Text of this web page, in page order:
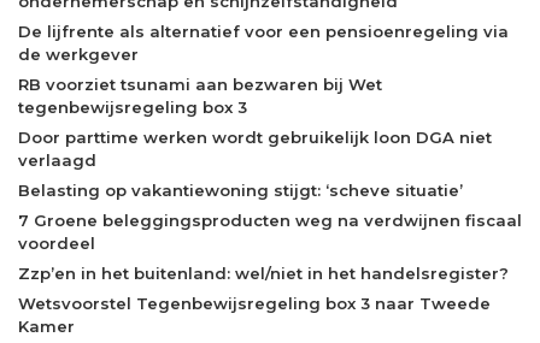
De lijfrente als alternatief voor een pensioenregeling via
de werkgever
RB voorziet tsunami aan bezwaren bij Wet
tegenbewijsregeling box 3
Door parttime werken wordt gebruikelijk loon DGA niet
verlaagd
Belasting op vakantiewoning stijgt: ‘scheve situatie’
7 Groene beleggingsproducten weg na verdwijnen fiscaal
voordeel
Zzp’en in het buitenland: wel/niet in het handelsregister?
Wetsvoorstel Tegenbewijsregeling box 3 naar Tweede
Kamer